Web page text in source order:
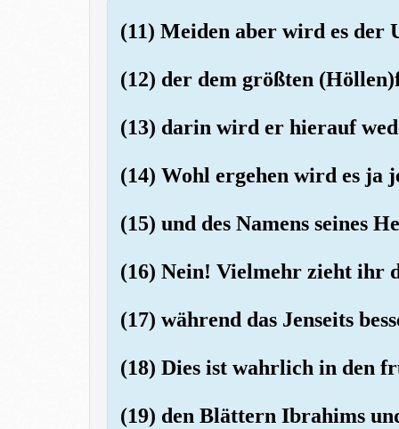
(11) Meiden aber wird es der
(12) der dem größten
(13) darin wird er hierauf
(14) Wohl ergehen wird es ja
(15) und des Namens seines
(16) Nein! Vielmehr zieht ihr
(17) während das Jenseits
(18) Dies ist wahrlich in den
(19) den Blättern Ibrahims